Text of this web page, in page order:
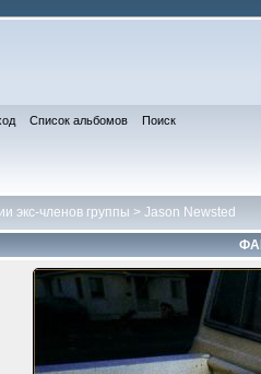
Список альбомов Поиск
экс-членов группы > Jason Newsted